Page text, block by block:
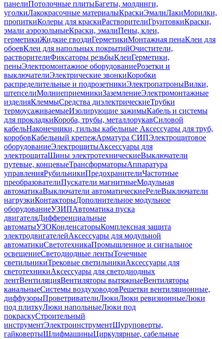
панелиПотолочные плитыБагеты, молдинги,
уголкиЛакокрасочные материалыКраскиЭмалиЛакиМорилки,
пропиткиКолеры для краскиРастворителиГрунтовкиКраски,
эмали аэрозольныеКраски, эмалиПены, клеи,
герметикиЖидкие гвоздиГерметикиМонтажная пенаКлеи для
обоевКлеи для напольных покрытийОчистители,
растворителиФиксаторы резьбыКлеиГерметики,
пеныЭлектромонтажное оборудованиеРозетки и
выключателиЭлектрические звонкиКоробки
распределительные и подрозетникиЭлектропатроныВилки,
штепселиМолниеприемникиЗаземлениеЭлектромонтажные
изделияКлеммыСредства диэлектрическиеТрубки
термоусаживаемыеИзолирующие зажимыКабель и системы
для прокладкиКороба, трубы, металлорукавСиловой
кабельНаконечники, гильзы кабельные Аксессуары для труб,
коробовКабельный крепежАрматура СИПЭлектрощитовое
оборудованиеЭлектрощитыАксессуары для
электрощитаШины электротехническиеВыключатели
путевые, концевыеТрансформаторыАппаратура
управленияРубильникиПредохранителиЧастотные
преобразователиПускатели магнитныеМодульная
автоматикаВыключатели автоматическиеРелеВыключатели
нагрузкиКонтакторыДополнительное модульное
оборудованиеУЗИПАвтоматика пуска
двигателяДифференциальные
автоматыУЗОКонденсаторыКомплексная защита
электродвигателейАксессуары для модульной
автоматикиСветотехникаПромышленное и сигнальное
освещениеСветодиодные лентыТочечные
светильникиТрековые светильникиАксессуары для
светотехникиАксессуары для светодиодных
лентВентиляцияВентиляторы вытяжныеВентиляторы
канальныеСистемы воздуховодовРешетки вентиляционные,
диффузорыПроветривателиЛюкиЛюки ревизионныеЛюки
под плиткуЛюки напольныеЛюки под
покраскуСтроительный
инструментЭлектроинструментШуруповерты,
гайковертыШлифмашиныЦиркулярные, сабельные